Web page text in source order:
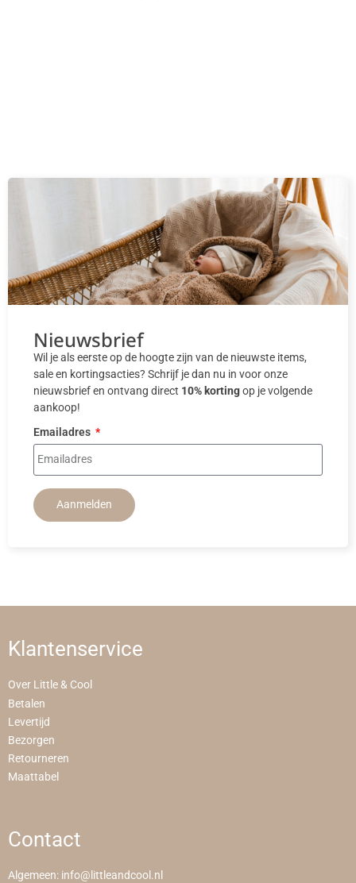
Nieuwsbrief
Wil je als eerste op de hoogte zijn van de nieuwste items,
sale en kortingsacties? Schrijf je dan nu in voor onze
nieuwsbrief en ontvang direct 10% kortingop je volgende
aankoop!
Emailadres
Aanmelden
Klantenservice
Over Little & Cool
Betalen
Levertijd
Bezorgen
Retourneren
Maattabel
Contact
Algemeen: info@littleandcool.nl